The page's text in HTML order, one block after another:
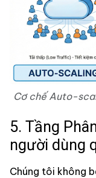
Cơ chế Auto-
5. Tầng
người dùng
Chúng tôi không